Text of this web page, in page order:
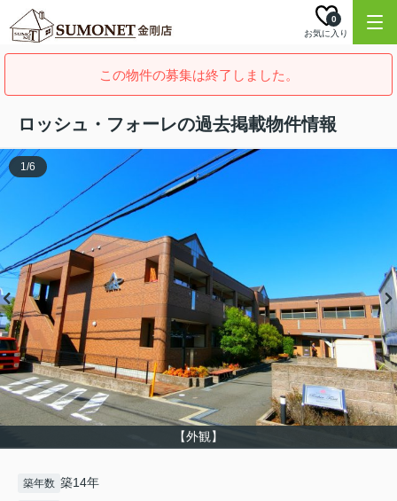
お気に入り
0
この物件の募集は終了しました。
ロッシュ・フォーレの過去掲載物件情報
【外観】
1/6
築年数 築14年